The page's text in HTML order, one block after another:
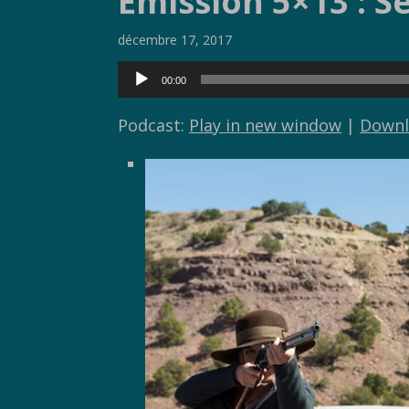
décembre 17, 2017
Lecteur
audio
00:00
Podcast: Play in new window |